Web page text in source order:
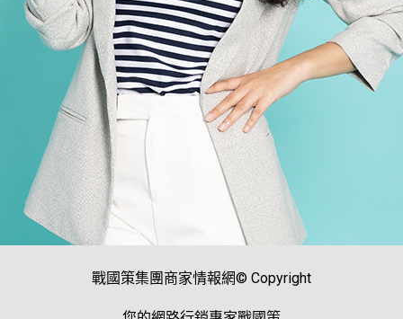
戰國策集團商家情報網© Copyright